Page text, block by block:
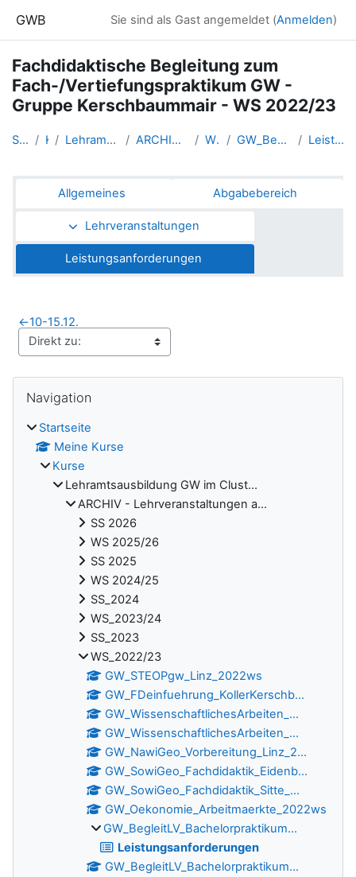
GWB Sie sind als Gast angemeldet (Anmelden)
Fachdidaktische Begleitung zum
Fach-/Vertiefungspraktikum GW -
Gruppe Kerschbaummair - WS 2022/23
Startseite Kurse Lehramtsausbildung GW im Clust... ARCHIV - Lehrveranstaltungen a... WS_2022/23 GW_BegleitLV_Bachelorpraktikum... Leistungsanforderungen
Abschnittsübersicht
Allgemeines Abgabebereich
Lehrveranstaltungen
Leistungsanforderungen
←10-15.12.
Blöcke
Navigation
Startseite
Meine Kurse
Kurse
Lehramtsausbildung GW im Clust...
ARCHIV - Lehrveranstaltungen a...
SS 2026
WS 2025/26
SS 2025
WS 2024/25
SS_2024
WS_2023/24
SS_2023
WS_2022/23
GW_STEOPgw_Linz_2022ws
GW_FDeinfuehrung_KollerKerschb...
GW_WissenschaftlichesArbeiten_...
GW_WissenschaftlichesArbeiten_...
GW_NawiGeo_Vorbereitung_Linz_2...
GW_SowiGeo_Fachdidaktik_Eidenb...
GW_SowiGeo_Fachdidaktik_Sitte_...
GW_Oekonomie_Arbeitmaerkte_2022ws
GW_BegleitLV_Bachelorpraktikum...
Leistungsanforderungen
GW_BegleitLV_Bachelorpraktikum...